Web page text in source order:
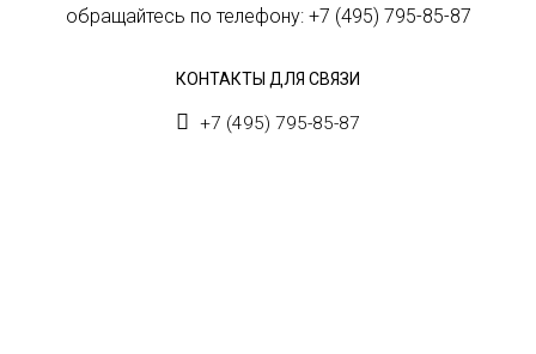
обращайтесь по телефону: +7 (495) 795-85-87
КОНТАКТЫ ДЛЯ СВЯЗИ
+7 (495) 795-85-87